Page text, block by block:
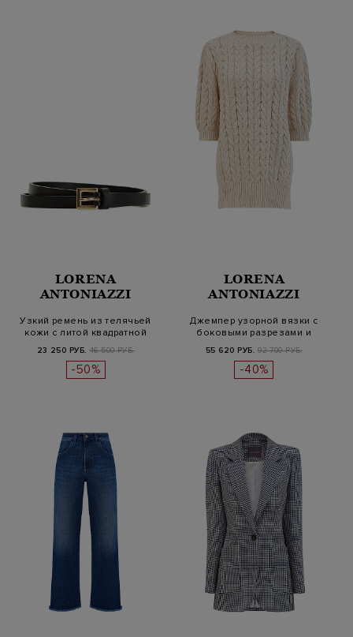
LORENA
ANTONIAZZI
Узкий ремень из телячьей
кожи с литой квадратной
пряжк…
23 250 РУБ. 46 500 РУБ.
-50%
LORENA
ANTONIAZZI
Джемпер узорной вязки с
боковыми разрезами и
пайетками
55 620 РУБ. 92 700 РУБ.
-40%